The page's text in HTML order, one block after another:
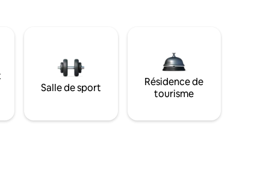
Salle de sport
Résidence de
tourisme